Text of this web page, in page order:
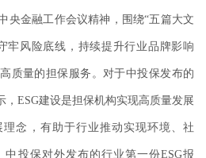
央金融工作会议精神，围绕“五篇大文
牢风险底线，持续提升行业品牌影响
质量的担保服务。对于中投保发布的
，ESG建设是担保机构实现高质量发展
理念，有助于行业推动实现环境、社
投保对外发布的行业第一份ESG报